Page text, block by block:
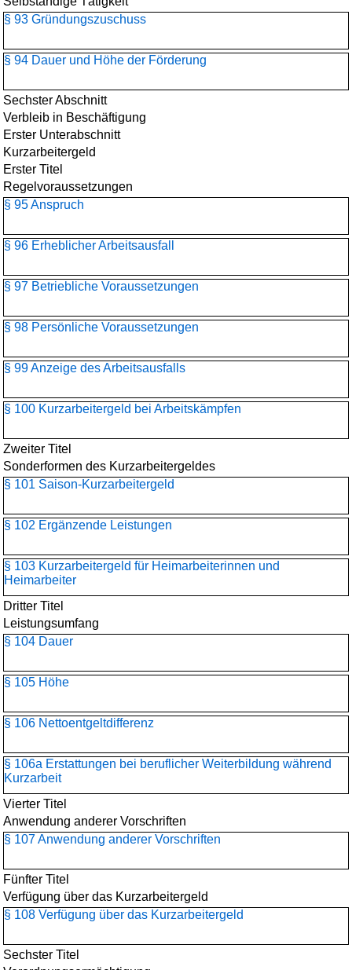
§ 93 Gründungszuschuss
§ 94 Dauer und Höhe der Förderung
Sechster Abschnitt
Verbleib in Beschäftigung
Erster Unterabschnitt
Kurzarbeitergeld
Erster Titel
Regelvoraussetzungen
§ 95 Anspruch
§ 96 Erheblicher Arbeitsausfall
§ 97 Betriebliche Voraussetzungen
§ 98 Persönliche Voraussetzungen
§ 99 Anzeige des Arbeitsausfalls
§ 100 Kurzarbeitergeld bei Arbeitskämpfen
Zweiter Titel
Sonderformen des Kurzarbeitergeldes
§ 101 Saison-Kurzarbeitergeld
§ 102 Ergänzende Leistungen
§ 103 Kurzarbeitergeld für Heimarbeiterinnen und
Heimarbeiter
Dritter Titel
Leistungsumfang
§ 104 Dauer
§ 105 Höhe
§ 106 Nettoentgeltdifferenz
§ 106a Erstattungen bei beruflicher Weiterbildung während
Kurzarbeit
Vierter Titel
Anwendung anderer Vorschriften
§ 107 Anwendung anderer Vorschriften
Fünfter Titel
Verfügung über das Kurzarbeitergeld
§ 108 Verfügung über das Kurzarbeitergeld
Sechster Titel